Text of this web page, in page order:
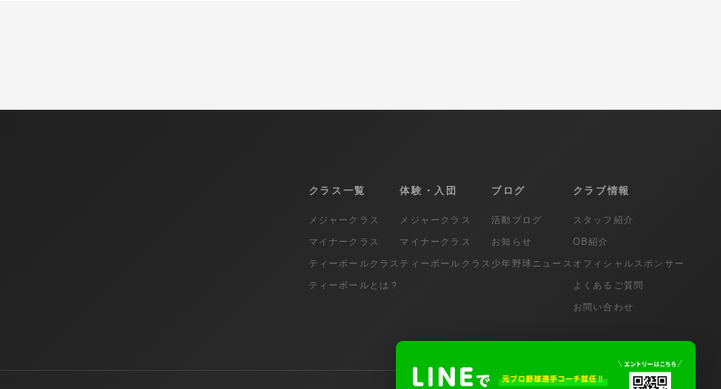
クラス一覧
メジャークラス
マイナークラス
ティーボールクラス
ティーボールとは？
体験・入団
メジャークラス
マイナークラス
ティーボールクラス
ブログ
活動ブログ
お知らせ
少年野球ニュース
クラブ情報
スタッフ紹介
OB紹介
オフィシャルスポンサー
よくあるご質問
お問い合わせ